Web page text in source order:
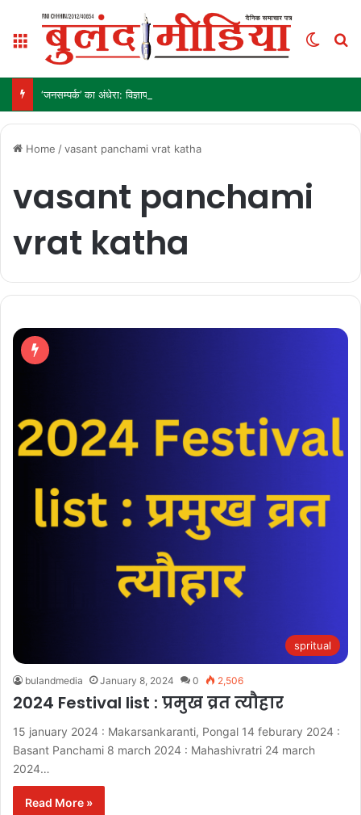
Menu
‘जनसम्पर्क’ का अंधेरा: विज्ञापन अब ‘इनाम’ नहीं, ‘हथियार’ है!
Home /vasant panchami vrat katha
vasant panchami
vrat katha
spritual
bulandmedia January 8, 2024 0 2,506
2024 Festival list : प्रमुख व्रत त्यौहार
15 january 2024 : Makarsankaranti, Pongal 14 feburary 2024 :
Basant Panchami 8 march 2024 : Mahashivratri 24 march
2024…
Read More »